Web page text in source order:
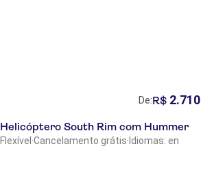
De:R$ 2.710
Helicóptero South Rim com Hummer
Flexível ·Cancelamento grátis· Idiomas: en